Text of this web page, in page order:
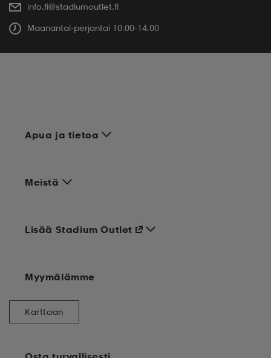
info.fi@stadiumoutlet.fi
Maanantai-perjantai 10.00-14.00
Apua ja tietoa
Meistä
Lisää Stadium Outlet
Myymälämme
Karttaan